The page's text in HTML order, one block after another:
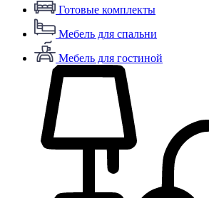
Готовые комплекты
Мебель для спальни
Мебель для гостиной